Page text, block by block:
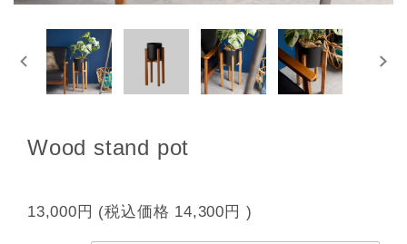
Wood stand pot
13,000円 (税込価格 14,300円 )